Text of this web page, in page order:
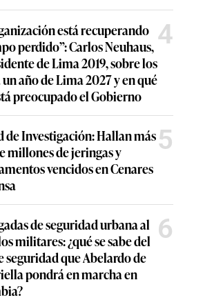
está recuperando
perdido”: Carlos Neuhaus,
de Lima 2019, sobre los
año de Lima 2027 y en qué
preocupado el Gobierno
4
de Investigación: Hallan más
millones de jeringas y
vencidos en Cenares
5
de seguridad urbana al
militares: ¿qué se sabe del
seguridad que Abelardo de
pondrá en marcha en
6